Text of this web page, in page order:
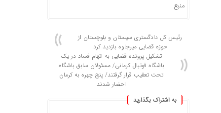
منبع
رئیس کل دادگستری سیستان و بلوچستان از
حوزه قضایی میرجاوه بازدید کرد
تشکیل پرونده قضایی به اتهام فساد در یک
باشگاه فوتبال کرمانی/ مسئولان سابق باشگاه
تحت تعقیب قرار گرفتند/ پنج چهره به کرمان
احضار شدند
به اشتراک بگذارید